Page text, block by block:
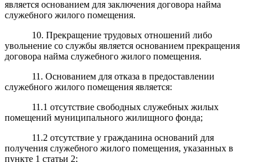
является основанием для заключения договора найма
служебного жилого помещения.
10. Прекращение трудовых отношений либо
увольнение со службы является основанием прекращения
договора найма служебного жилого помещения.
11. Основанием для отказа в предоставлении
служебного жилого помещения является:
11.1 отсутствие свободных служебных жилых
помещений муниципального жилищного фонда;
11.2 отсутствие у гражданина оснований для
получения служебного жилого помещения, указанных в
пункте 1 статьи 2;